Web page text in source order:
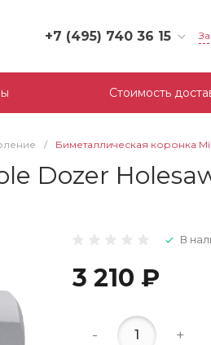
+7 (495) 740 36 15
+7 (495) 740 36 15
г. Москва, Филевский
Стоимость
/ Биметаллическая коронка
Dozer
В
3 210 ₽
- +